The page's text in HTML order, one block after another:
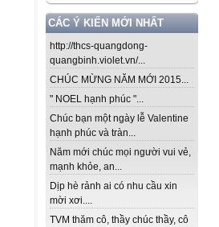
CÁC Ý KIẾN MỚI NHẤT
http://thcs-quangdong-
quangbinh.violet.vn/...
CHÚC MỪNG NĂM MỚI 2015...
" NOEL hạnh phúc "...
Chúc bạn một ngày lễ Valentine
hạnh phúc và tràn...
Năm mới chúc mọi người vui vẻ,
mạnh khỏe, an...
Dịp hè rảnh ai có nhu cầu xin
mời xơi....
TVM thăm cô, thầy chúc thầy, cô